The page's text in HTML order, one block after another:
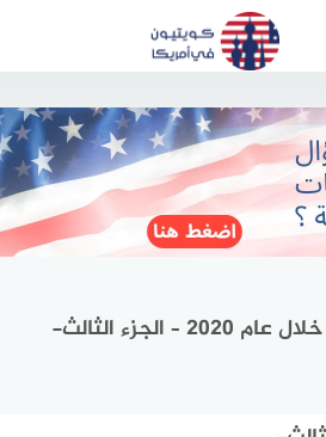
الثالث-